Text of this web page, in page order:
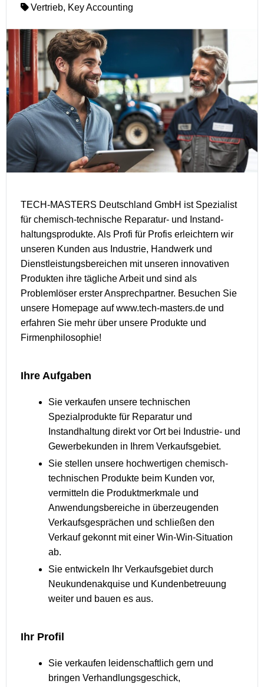
Vertrieb, Key Accounting
TECH-MASTERS Deutschland GmbH ist Spezialist
für chemisch-technische Reparatur- und Instand­
haltungs­produkte. Als Profi für Profis erleichtern wir
unseren Kunden aus Industrie, Handwerk und
Dienst­leistungs­bereichen mit unseren innovativen
Produkten ihre tägliche Arbeit und sind als
Problemlöser erster Ansprechpartner. Besuchen Sie
unsere Homepage auf www.tech-masters.de und
erfahren Sie mehr über unsere Produkte und
Firmenphilosophie!
Ihre Aufgaben
Sie verkaufen unsere technischen
Spezialprodukte für Reparatur und
Instandhaltung direkt vor Ort bei Industrie- und
Gewerbekunden in Ihrem Verkaufsgebiet.
Sie stellen unsere hochwertigen chemisch-
technischen Produkte beim Kunden vor,
vermitteln die Produktmerkmale und
Anwendungsbereiche in überzeugenden
Verkaufsgesprächen und schließen den
Verkauf gekonnt mit einer Win-Win-Situation
ab.
Sie entwickeln Ihr Verkaufsgebiet durch
Neukundenakquise und Kundenbetreuung
weiter und bauen es aus.
Ihr Profil
Sie verkaufen leidenschaftlich gern und
bringen Verhandlungsgeschick,